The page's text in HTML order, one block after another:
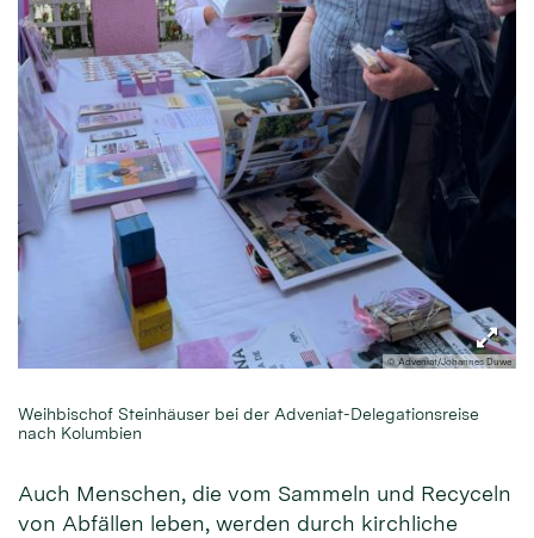
© Adveniat/Johannes Duwe
Weihbischof Steinhäuser bei der Adveniat-Delegationsreise
nach Kolumbien
Auch Menschen, die vom Sammeln und Recyceln
von Abfällen leben, werden durch kirchliche